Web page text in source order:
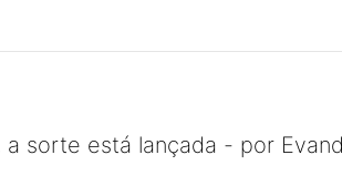
a sorte está lançada - por